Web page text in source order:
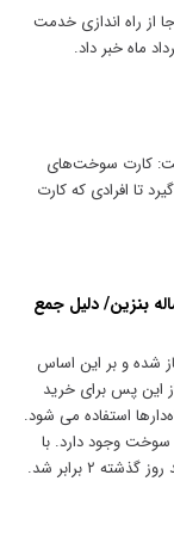
از راه اندازی خدمت
ماه خبر داد.
کارت سوخت‌های
تا افرادی که کارت
بنزین/ دلیل جمع
شده و بر این اساس
این پس برای خرید
استفاده می شود.
وجود دارد. با
اجرای این طرح استفاده از کارت سوخت شخصی در چند روز گذشته ۲ برابر شد.